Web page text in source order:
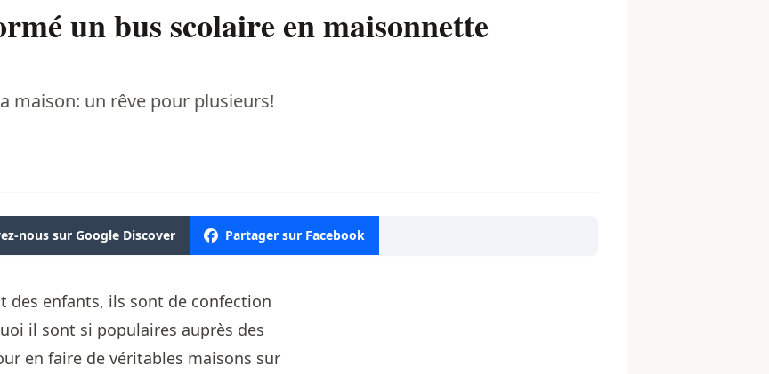
un bus scolaire en maisonnette
maison: un rêve pour plusieurs!
nous sur Google Discover Partager sur Facebook
des enfants, ils sont de confection
il sont si populaires auprès des
en faire de véritables maisons sur